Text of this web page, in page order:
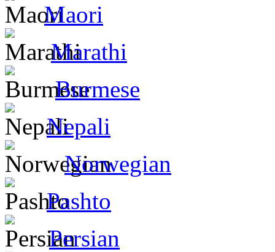
Maori
Marathi
Burmese
Nepali
Norwegian
Pashto
Persian